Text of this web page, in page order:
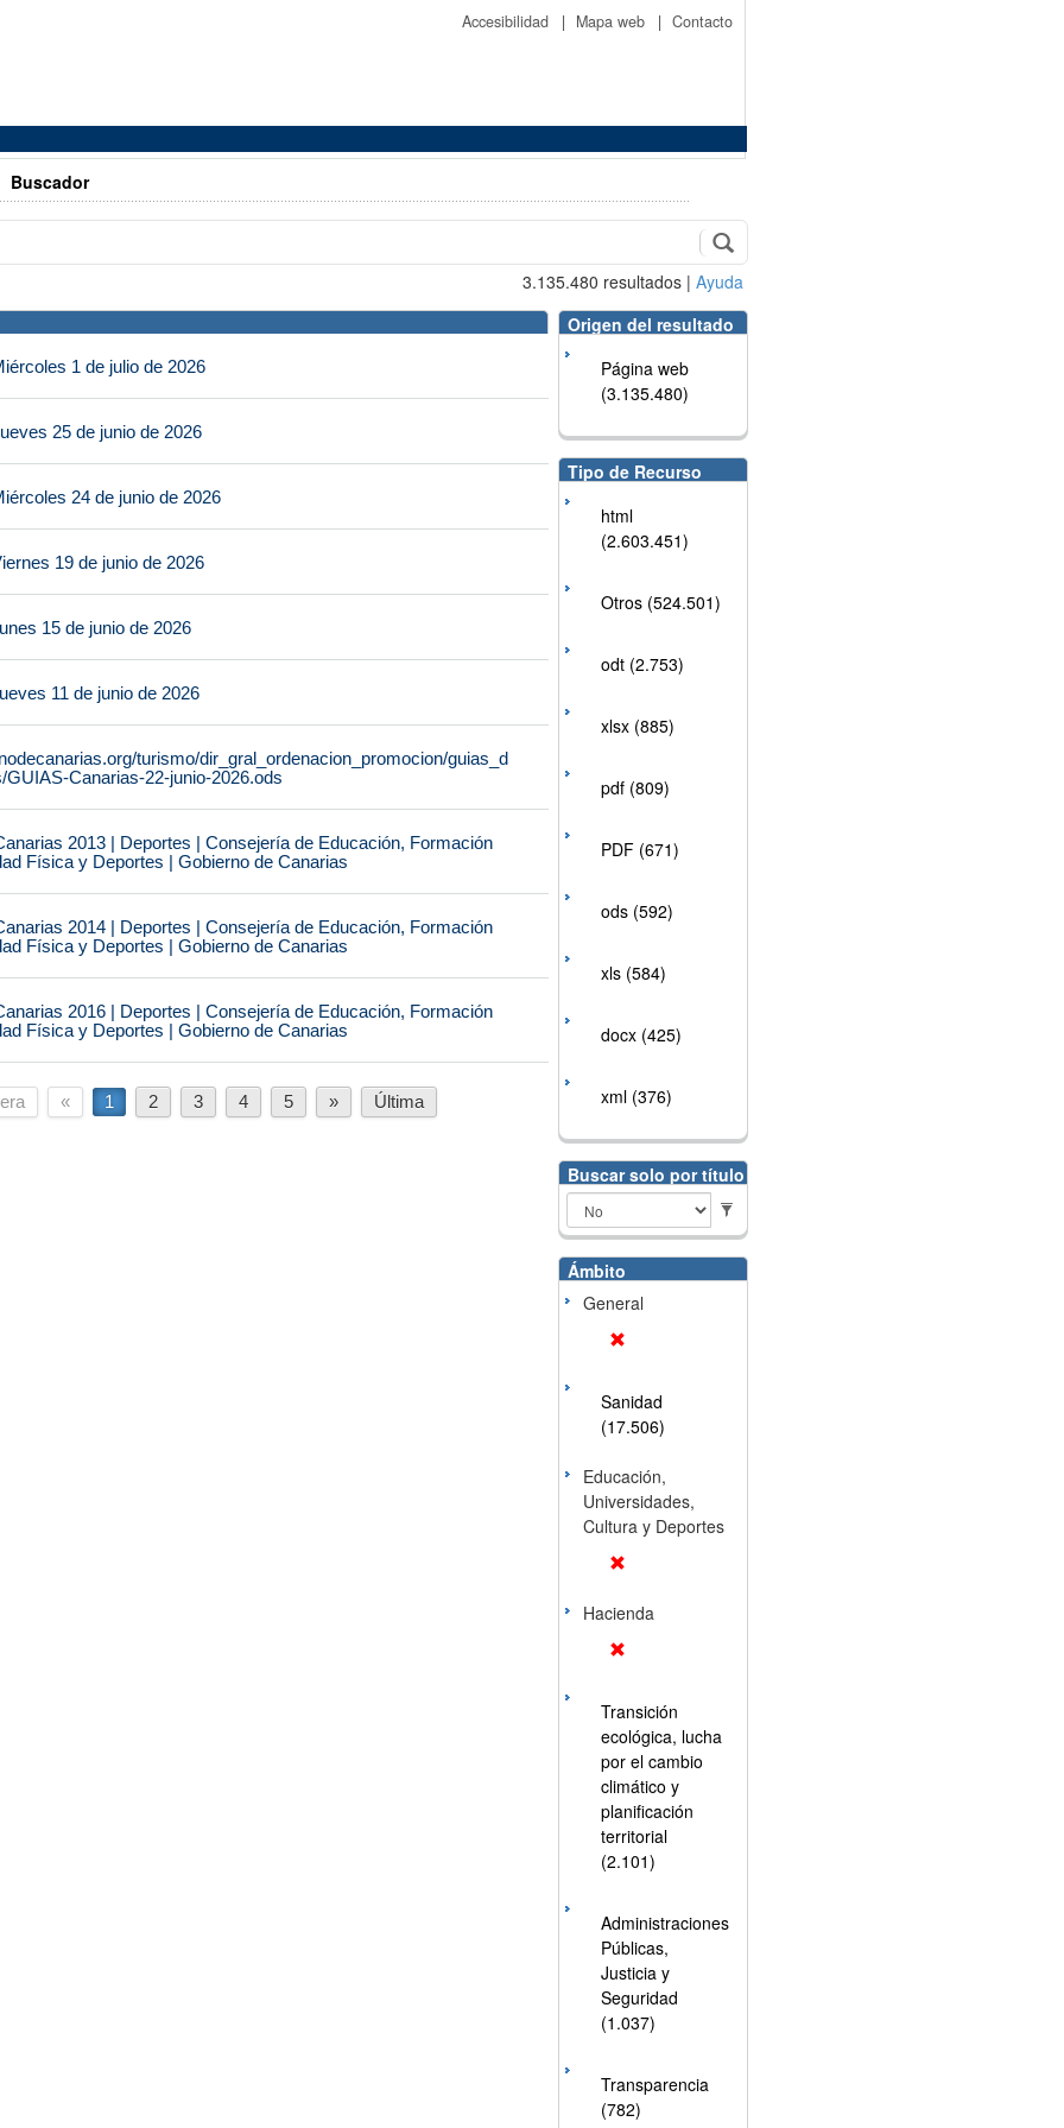
Accesibilidad | Mapa web | Contacto
Buscador
3.135.480 resultados | Ayuda
1 de julio de 2026
25 de junio de 2026
24 de junio de 2026
19 de junio de 2026
15 de junio de 2026
11 de junio de 2026
turismo/dir_gral_ordenacion_promocion/guias_d
Canarias-22-junio-2026.ods
2013 | Deportes | Consejería de Educación, Formación
Física y Deportes | Gobierno de Canarias
2014 | Deportes | Consejería de Educación, Formación
Física y Deportes | Gobierno de Canarias
2016 | Deportes | Consejería de Educación, Formación
Física y Deportes | Gobierno de Canarias
« 1 2 3 4 5 » Última
Origen del resultado
Página web
(3.135.480)
Tipo de Recurso
html
(2.603.451)
Otros (524.501)
odt (2.753)
xlsx (885)
pdf (809)
PDF (671)
ods (592)
xls (584)
docx (425)
xml (376)
Buscar solo por título
Ámbito
General
Sanidad
(17.506)
Educación,
Universidades,
Cultura y Deportes
Hacienda
Transición
ecológica, lucha
por el cambio
climático y
planificación
territorial
(2.101)
Administraciones
Públicas,
Justicia y
Seguridad
(1.037)
Transparencia
(782)